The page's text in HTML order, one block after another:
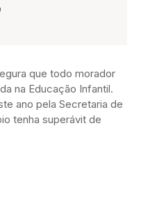
que todo morador
na Educação Infantil.
ano pela Secretaria de
tenha superávit de